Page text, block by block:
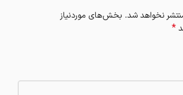
نخواهد شد. بخش‌های موردنیاز
*